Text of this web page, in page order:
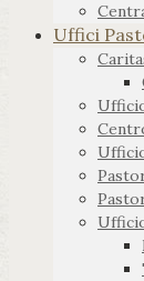
Uffici